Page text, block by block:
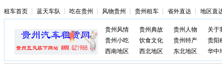
租车首页 ┆ 蓝天车队 ┆ 吃在贵州 ┆ 风物贵州 ┆ 贵州租车 ┆ 省外直达 ┆ 地区直
贵州风情 贵州典故 贵州人物
关于
贵州小吃
饮食文化 贵州特产
贵阳
西南地区
西北地区 东北地区 华中